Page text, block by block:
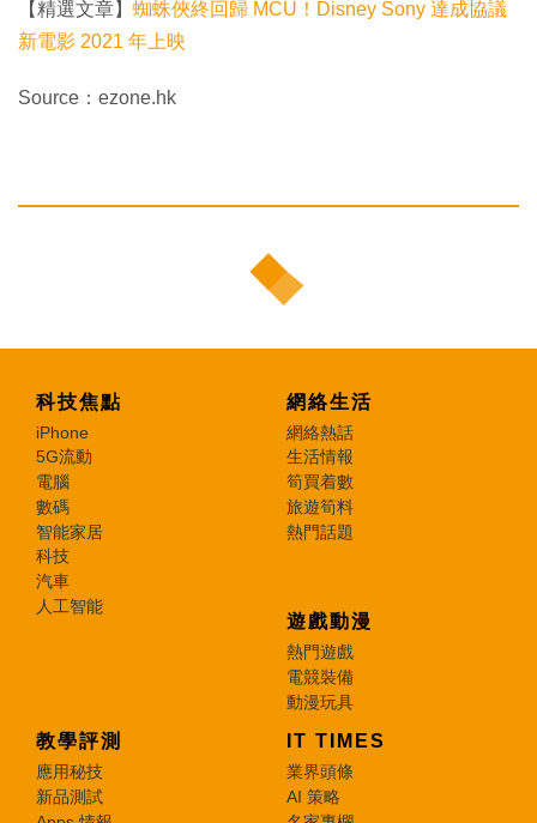
【精選文章】 蜘蛛俠終回歸 MCU！Disney Sony 達成協議
新電影 2021 年上映
Source：ezone.hk
科技焦點
iPhone
5G流動
電腦
數碼
智能家居
科技
汽車
人工智能
網絡生活
網絡熱話
生活情報
筍買着數
旅遊筍料
熱門話題
遊戲動漫
熱門遊戲
電競裝備
動漫玩具
教學評測
應用秘技
新品測試
IT TIMES
業界頭條
AI 策略